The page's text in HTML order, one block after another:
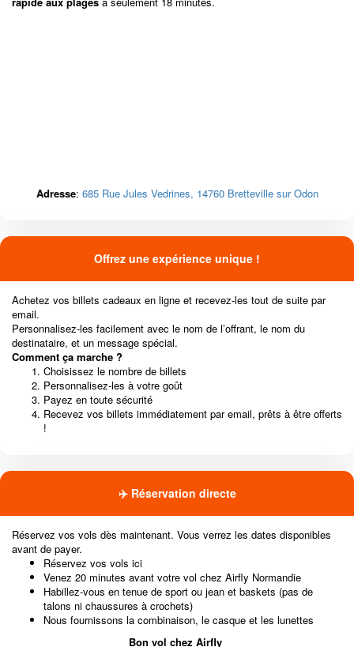
Adresse: 685 Rue Jules Vedrines, 14760 Bretteville sur Odon
Offrez une expérience unique !
Achetez vos billets cadeaux en ligne et recevez-les tout de suite par
email.
Personnalisez-les facilement avec le nom de l’offrant, le nom du
destinataire, et un message spécial.
Comment ça marche ?
Choisissez le nombre de billets
Personnalisez-les à votre goût
Payez en toute sécurité
Recevez vos billets immédiatement par email, prêts à être offerts
!
✈️ Réservation directe
Réservez vos vols dès maintenant. Vous verrez les dates disponibles
avant de payer.
Réservez vos vols ici
Venez 20 minutes avant votre vol chez Airfly Normandie
Habillez-vous en tenue de sport ou jean et baskets (pas de
talons ni chaussures à crochets)
Nous fournissons la combinaison, le casque et les lunettes
Bon vol chez Airfly